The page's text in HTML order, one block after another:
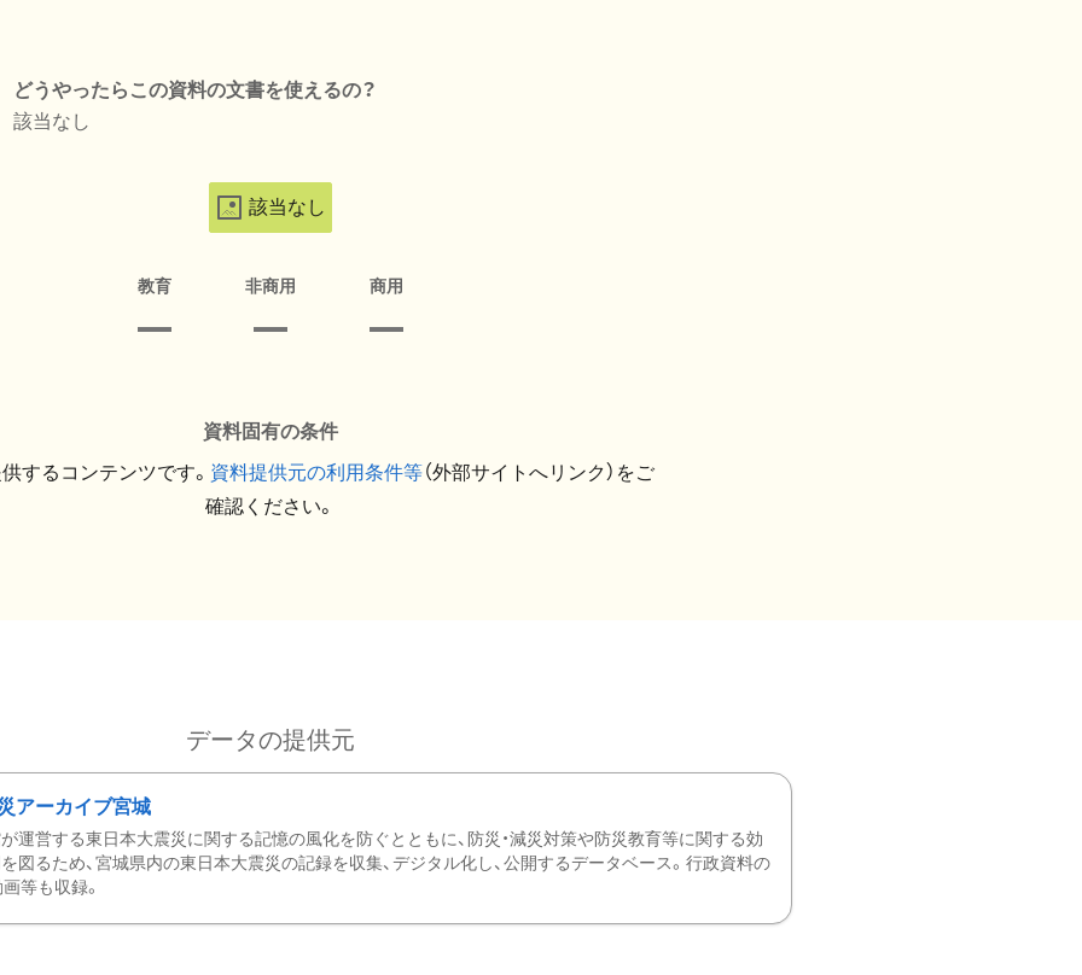
どうやったらこの資料の文書を使えるの？
該当なし
該当なし
教育 非商用 商用
資料固有の条件
するコンテンツです。 資料提供元の利用条件等（外部サイトへリンク）をご
確認ください。
データの提供元
アーカイブ宮城
運営する東日本大震災に関する記憶の風化を防ぐとともに、防災・減災対策や防災教育等に関する効
図るため、宮城県内の東日本大震災の記録を収集、デジタル化し、公開するデータベース。行政資料の
等も収録。